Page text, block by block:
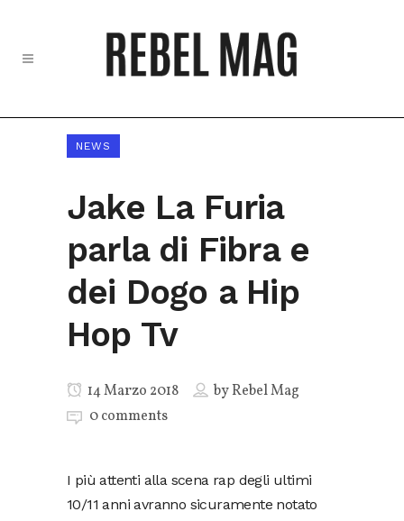
NEWS
Jake La Furia
parla di Fibra e
dei Dogo a Hip
Hop Tv
14 Marzo 2018 byRebel Mag
0 comments
I più attenti alla scena rap degli ultimi
10/11 anni avranno sicuramente notato